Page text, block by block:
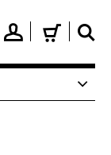
👤 🛒 🔍